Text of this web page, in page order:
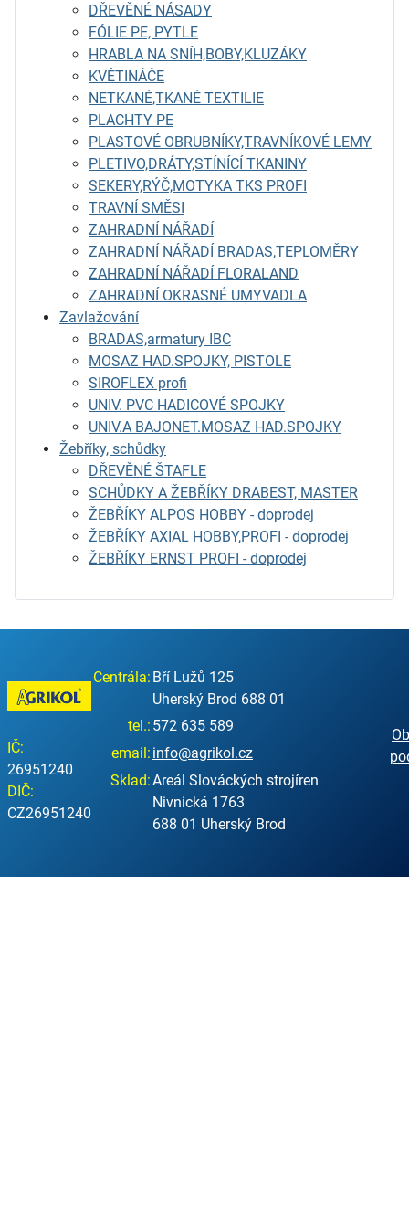
DŘEVĚNÉ NÁSADY
FÓLIE PE, PYTLE
HRABLA NA SNÍH,BOBY,KLUZÁKY
KVĚTINÁČE
NETKANÉ,TKANÉ TEXTILIE
PLACHTY PE
PLASTOVÉ OBRUBNÍKY,TRAVNÍKOVÉ LEMY
PLETIVO,DRÁTY,STÍNÍCÍ TKANINY
SEKERY,RÝČ,MOTYKA TKS PROFI
TRAVNÍ SMĚSI
ZAHRADNÍ NÁŘADÍ
ZAHRADNÍ NÁŘADÍ BRADAS,TEPLOMĚRY
ZAHRADNÍ NÁŘADÍ FLORALAND
ZAHRADNÍ OKRASNÉ UMYVADLA
Zavlažování
BRADAS,armatury IBC
MOSAZ HAD.SPOJKY, PISTOLE
SIROFLEX profi
UNIV. PVC HADICOVÉ SPOJKY
UNIV.A BAJONET.MOSAZ HAD.SPOJKY
Žebříky, schůdky
DŘEVĚNÉ ŠTAFLE
SCHŮDKY A ŽEBŘÍKY DRABEST, MASTER
ŽEBŘÍKY ALPOS HOBBY - doprodej
ŽEBŘÍKY AXIAL HOBBY,PROFI - doprodej
ŽEBŘÍKY ERNST PROFI - doprodej
IČ:
26951240
DIČ:
CZ26951240
Centrála: Bří Lužů 125
Uherský Brod 688 01
tel.: 572 635 589
email: info@agrikol.cz
Sklad:Areál Slováckých strojíren
Nivnická 1763
688 01 Uherský Brod